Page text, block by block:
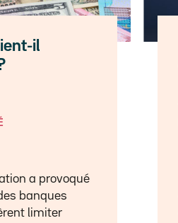
il
a provoqué
banques
limiter